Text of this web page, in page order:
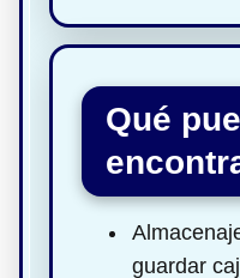
Qué
guardar